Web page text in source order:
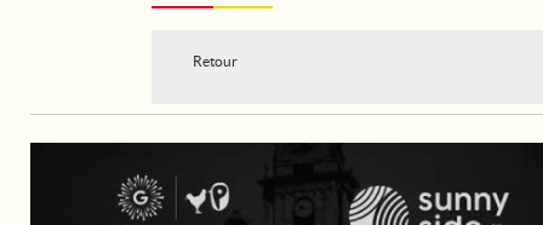
Retour